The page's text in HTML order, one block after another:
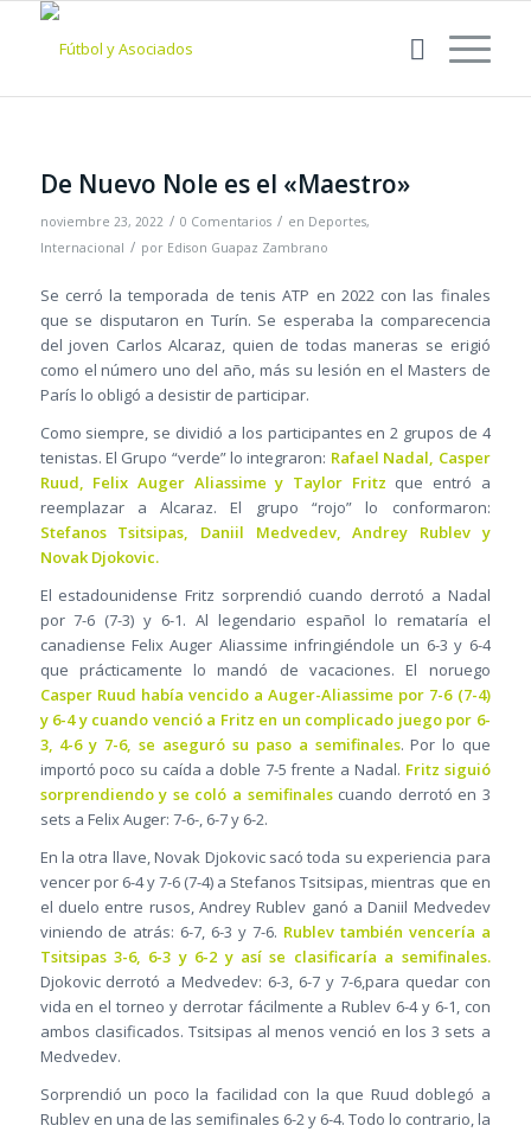
De Nuevo Nole es el «Maestro»
noviembre 23, 2022 / 0 Comentarios / en Deportes,
Internacional / por Edison Guapaz Zambrano
Se cerró la temporada de tenis ATP en 2022 con las finales
que se disputaron en Turín. Se esperaba la comparecencia
del joven Carlos Alcaraz, quien de todas maneras se erigió
como el número uno del año, más su lesión en el Masters de
París lo obligó a desistir de participar.
Como siempre, se dividió a los participantes en 2 grupos de 4
tenistas. El Grupo “verde” lo integraron: Rafael Nadal, Casper
Ruud, Felix Auger Aliassime y Taylor Fritz que entró a
reemplazar a Alcaraz. El grupo “rojo” lo conformaron:
Stefanos Tsitsipas, Daniil Medvedev, Andrey Rublev y
Novak Djokovic.
El estadounidense Fritz sorprendió cuando derrotó a Nadal
por 7-6 (7-3) y 6-1. Al legendario español lo remataría el
canadiense Felix Auger Aliassime infringiéndole un 6-3 y 6-4
que prácticamente lo mandó de vacaciones. El noruego
Casper Ruud había vencido a Auger-Aliassime por 7-6 (7-4)
y 6-4 y cuando venció a Fritz en un complicado juego por 6-
3, 4-6 y 7-6, se aseguró su paso a semifinales. Por lo que
importó poco su caída a doble 7-5 frente a Nadal. Fritz siguió
sorprendiendo y se coló a semifinalescuando derrotó en 3
sets a Felix Auger: 7-6-, 6-7 y 6-2.
En la otra llave, Novak Djokovic sacó toda su experiencia para
vencer por 6-4 y 7-6 (7-4) a Stefanos Tsitsipas, mientras que en
el duelo entre rusos, Andrey Rublev ganó a Daniil Medvedev
viniendo de atrás: 6-7, 6-3 y 7-6. Rublev también vencería a
Tsitsipas 3-6, 6-3 y 6-2 y así se clasificaría a semifinales.
Djokovic derrotó a Medvedev: 6-3, 6-7 y 7-6,para quedar con
vida en el torneo y derrotar fácilmente a Rublev 6-4 y 6-1, con
ambos clasificados. Tsitsipas al menos venció en los 3 sets a
Medvedev.
Sorprendió un poco la facilidad con la que Ruud doblegó a
Rublev en una de las semifinales 6-2 y 6-4. Todo lo contrario, la